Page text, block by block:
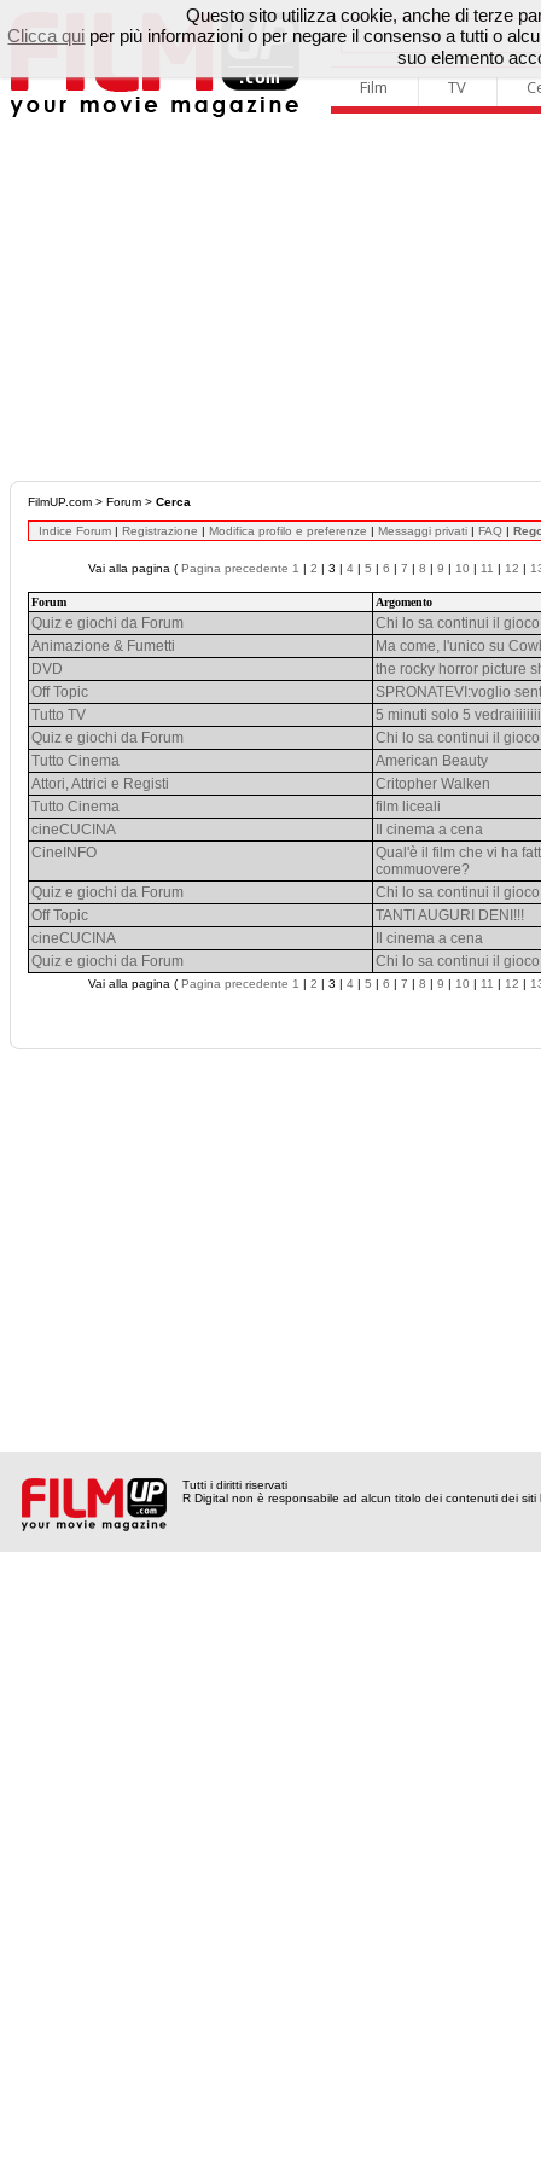
Film TV
FilmUP.com > Forum > Cerca
Indice Forum | Registrazione | Modifica profilo e preferenze | Messaggi privati | FAQ |
Vai alla pagina ( Pagina precedente 1 | 2 | 3 | 4 | 5 | 6 | 7 | 8 | 9 | 10 | 11 | 12 |
Forum Argomento
Quiz e giochi da Forum
Chi lo sa continui il gioco
Animazione & Fumetti
Ma come, l'unico su
DVD
the rocky horror picture
Off Topic
SPRONATEVI:voglio
Tutto TV
5 minuti solo 5
Quiz e giochi da Forum
Chi lo sa continui il gioco
Tutto Cinema
American Beauty
Attori, Attrici e Registi
Critopher Walken
Tutto Cinema
film liceali
cineCUCINA
Il cinema a cena
CineINFO
Qual'è il film che vi ha
commuovere?
Quiz e giochi da Forum
Chi lo sa continui il gioco
Off Topic
TANTI AUGURI DENI!!!
cineCUCINA
Il cinema a cena
Quiz e giochi da Forum
Chi lo sa continui il gioco
Vai alla pagina ( Pagina precedente 1 | 2 | 3 | 4 | 5 | 6 | 7 | 8 | 9 | 10 | 11 | 12 |
Tutti i diritti riservati
R Digital non è responsabile ad alcun titolo dei contenuti dei siti
Questo sito utilizza cookie, anche di terze
Clicca qui per più informazioni o per negare il consenso a tutti o
suo elemento